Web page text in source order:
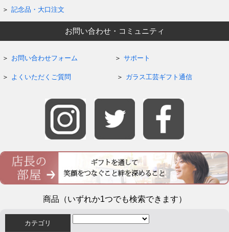
記念品・大口注文
お問い合わせ・コミュニティ
お問い合わせフォーム サポート
よくいただくご質問 ガラス工芸ギフト通信
商品（いずれか1つでも検索できます）
カテゴリ